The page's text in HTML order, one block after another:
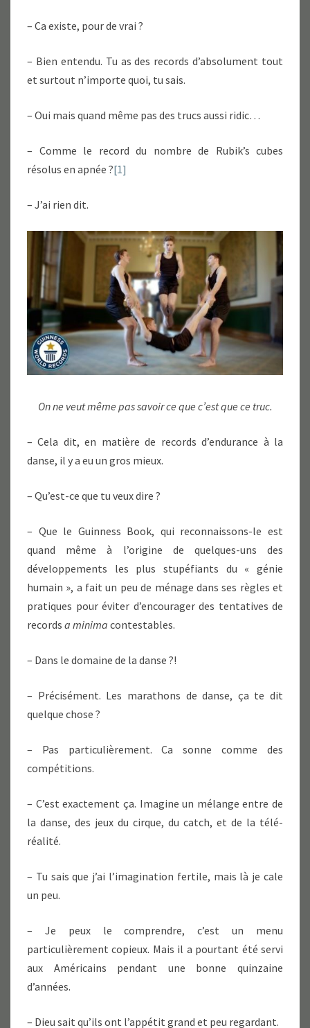
– Ca existe, pour de vrai ?
– Bien entendu. Tu as des records d’absolument tout
et surtout n’importe quoi, tu sais.
– Oui mais quand même pas des trucs aussi ridic…
– Comme le record du nombre de Rubik’s cubes
résolus en apnée ?[1]
– J’ai rien dit.
On ne veut même pas savoir ce que c’est que ce truc.
– Cela dit, en matière de records d’endurance à la
danse, il y a eu un gros mieux.
– Qu’est-ce que tu veux dire ?
– Que le Guinness Book, qui reconnaissons-le est
quand même à l’origine de quelques-uns des
développements les plus stupéfiants du « génie
humain », a fait un peu de ménage dans ses règles et
pratiques pour éviter d’encourager des tentatives de
records a minima contestables.
– Dans le domaine de la danse ?!
– Précisément. Les marathons de danse, ça te dit
quelque chose ?
– Pas particulièrement. Ca sonne comme des
compétitions.
– C’est exactement ça. Imagine un mélange entre de
la danse, des jeux du cirque, du catch, et de la télé-
réalité.
– Tu sais que j’ai l’imagination fertile, mais là je cale
un peu.
– Je peux le comprendre, c’est un menu
particulièrement copieux. Mais il a pourtant été servi
aux Américains pendant une bonne quinzaine
d’années.
– Dieu sait qu’ils ont l’appétit grand et peu regardant.